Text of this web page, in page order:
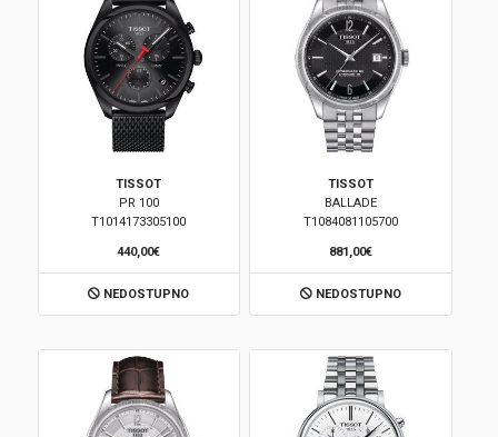
TISSOT
PR 100
T1014173305100
440,00€
NEDOSTUPNO
TISSOT
BALLADE
T1084081105700
881,00€
NEDOSTUPNO